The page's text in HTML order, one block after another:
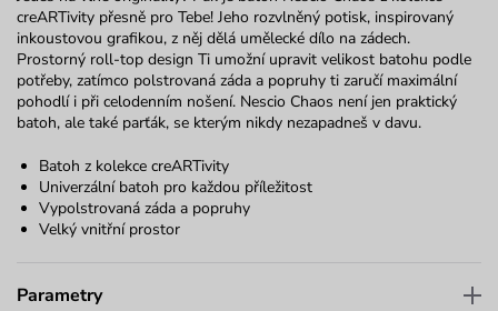
creARTivity přesně pro Tebe! Jeho rozvlněný potisk, inspirovaný
inkoustovou grafikou, z něj dělá umělecké dílo na zádech.
Prostorný roll-top design Ti umožní upravit velikost batohu podle
potřeby, zatímco polstrovaná záda a popruhy ti zaručí maximální
pohodlí i při celodenním nošení. Nescio Chaos není jen praktický
batoh, ale také parťák, se kterým nikdy nezapadneš v davu.
Batoh z kolekce creARTivity
Univerzální batoh pro každou příležitost
Vypolstrovaná záda a popruhy
Velký vnitřní prostor
Parametry